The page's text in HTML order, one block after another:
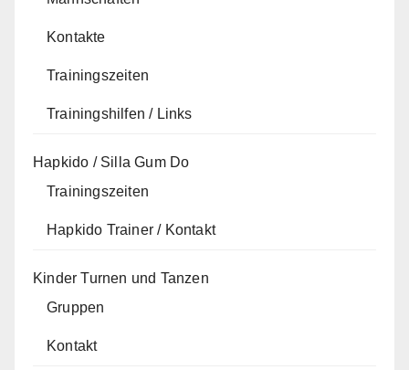
Kontakte
Trainingszeiten
Trainingshilfen / Links
Hapkido / Silla Gum Do
Trainingszeiten
Hapkido Trainer / Kontakt
Kinder Turnen und Tanzen
Gruppen
Kontakt